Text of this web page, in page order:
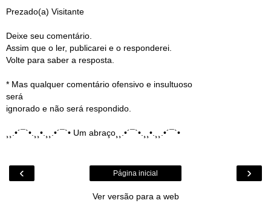
Prezado(a) Visitante
Deixe seu comentário.
Assim que o ler, publicarei e o responderei.
Volte para saber a resposta.
* Mas qualquer comentário ofensivo e insultuoso
será
ignorado e não será respondido.
¸¸.•´¯`•.¸¸•.¸¸.•´¯`• Um abraço¸¸.•´¯`•.¸¸•.¸¸.•´¯`•
‹ ›
Página inicial
Ver versão para a web